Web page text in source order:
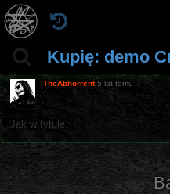
Kupię: demo
TheAbhorrent 5 lat temu
Jak w tytule.